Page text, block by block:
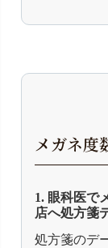
メガネ度
1. 眼科医で
店へ処方箋
処方箋のデ